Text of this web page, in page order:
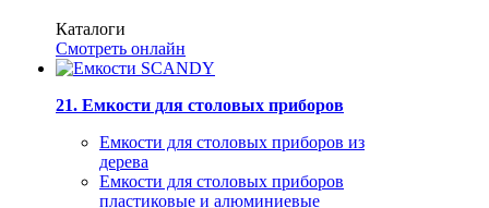
Каталоги
Смотреть онлайн
21. Емкости для столовых приборов
Емкости для столовых приборов из
дерева
Емкости для столовых приборов
пластиковые и алюминиевые